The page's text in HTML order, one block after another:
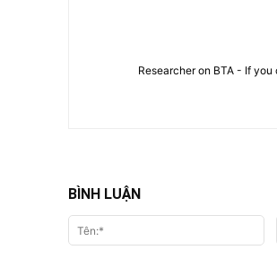
Researcher on BTA - If
BÌNH LUẬN